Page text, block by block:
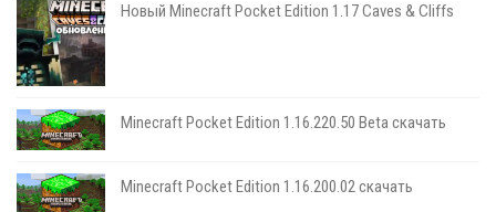
Новый Minecraft Pocket Edition 1.17 Сaves & Cliffs
Minecraft Pocket Edition 1.16.220.50 Beta скачать
Minecraft Pocket Edition 1.16.200.02 скачать